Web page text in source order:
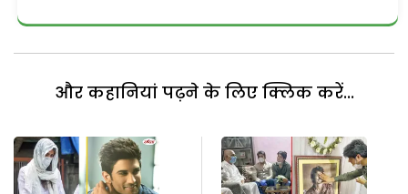
और कहानियां पढ़ने के लिए क्लिक करें...